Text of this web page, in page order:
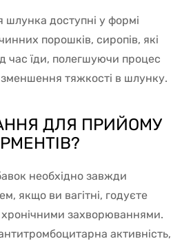
доступні у формі
порошків, сиропів, які
час їди, полегшуючи процес
зменшення тяжкості в шлунку.
ДЛЯ ПРИЙОМУ
необхідно завжди
якщо ви вагітні, годуєте
захворюваннями.
активність,